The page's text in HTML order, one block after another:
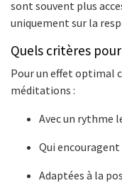
sont souvent plus
uniquement sur la
Quels critères
Pour un effet optimal
méditations :
Avec un rythme
Qui
Adaptées à la